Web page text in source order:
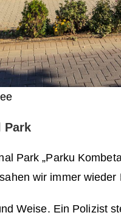
Park
Park „Parku
wir immer
Weise. Ein Polizist